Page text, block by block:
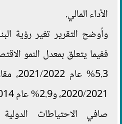
الأداء المالي.
وأوضح التقرير تغير رؤية
ففيما يتعلق بمعدل النمو